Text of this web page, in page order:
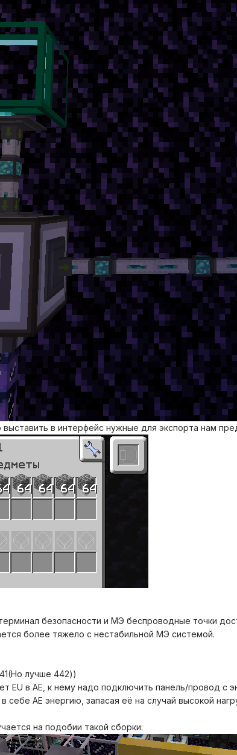
в интерфейс нужные для экспорта нам
безопасности и МЭ беспроводные точки
более тяжело с нестабильной МЭ системой.
лучше 442))
EU в AE, к нему надо подключить панель/провод с
себе AE энергию, запасая её на случай высокой
на подобии такой сборки: